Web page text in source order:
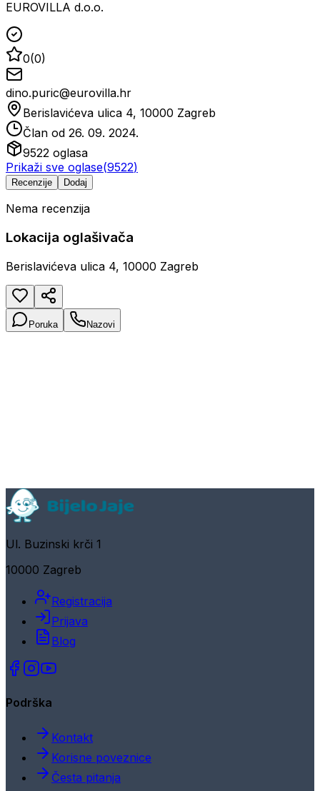
EUROVILLA d.o.o.
0(0)
dino.puric@eurovilla.hr
Berislavićeva ulica 4, 10000 Zagreb
Član od 26. 09. 2024.
9522 oglasa
Prikaži sve oglase(9522)
Recenzije Dodaj
Nema recenzija
Lokacija oglašivača
Berislavićeva ulica 4, 10000 Zagreb
Poruka Nazovi
Ul. Buzinski krči 1
10000 Zagreb
Registracija
Prijava
Blog
Podrška
Kontakt
Korisne poveznice
Česta pitanja